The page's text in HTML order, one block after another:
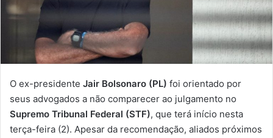
O ex-presidente Jair Bolsonaro (PL) foi orientado por
seus advogados a não comparecer ao julgamento no
Supremo Tribunal Federal (STF), que terá início nesta
terça-feira (2). Apesar da recomendação, aliados próximos